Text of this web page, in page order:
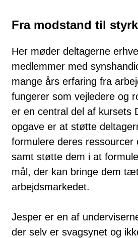
Fra modstand til
Her møder deltagerne
medlemmer med
mange års erfaring fra
fungerer som vejledere og
er en central del af kursets
opgave er at støtte
formulere deres ressourcer
samt støtte dem i at
mål, der kan bringe dem
arbejdsmarkedet.
Jesper er en af
der selv er svagsynet og